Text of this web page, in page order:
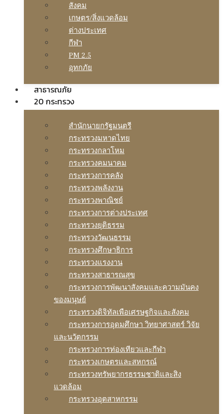
สังคม
เกษตร/สิ่งแวดล้อม
ต่างประเทศ
กีฬา
PM 2.5
อุทกภัย
สาธารณภัย
20 กระทรวง
สํานักนายกรัฐมนตรี
กระทรวงมหาดไทย
กระทรวงกลาโหม
กระทรวงคมนาคม
กระทรวงการคลัง
กระทรวงพลังงาน
กระทรวงพาณิชย์
กระทรวงการต่างประเทศ
กระทรวงยุติธรรม
กระทรวงวัฒนธรรม
กระทรวงศึกษาธิการ
กระทรวงแรงงาน
กระทรวงสาธารณสุข
กระทรวงการพัฒนาสังคมและความมันคง
ของมนุษย์
กระทรวงดิจิทัลเพือเศรษฐกิจและสังคม
กระทรวงการอุดมศึกษา วิทยาศาสตร์ วิจัย
และนวัตกรรม
กระทรวงการท่องเทียวและกีฬา
กระทรวงเกษตรและสหกรณ์
กระทรวงทรัพยากรธรรมชาติและสิง
แวดล้อม
กระทรวงอุตสาหกรรม